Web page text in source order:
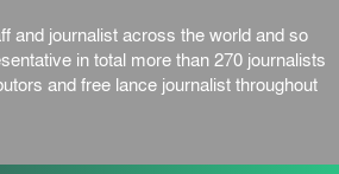
and journalist across the world and so
in total more than 270 journalists
and free lance journalist throughout